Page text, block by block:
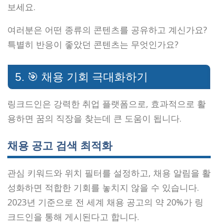
보세요.
여러분은 어떤 종류의 콘텐츠를 공유하고 계신가요?
특별히 반응이 좋았던 콘텐츠는 무엇인가요?
5. 🎯 채용 기회 극대화하기
링크드인은 강력한 취업 플랫폼으로, 효과적으로 활
용하면 꿈의 직장을 찾는데 큰 도움이 됩니다.
채용 공고 검색 최적화
관심 키워드와 위치 필터를 설정하고, 채용 알림을 활
성화하면 적합한 기회를 놓치지 않을 수 있습니다.
2023년 기준으로 전 세계 채용 공고의 약 20%가 링
크드인을 통해 게시된다고 합니다.